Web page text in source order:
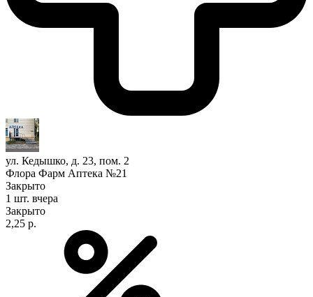
ул. Кедышко, д. 23, пом. 2
Флора Фарм Аптека №21
Закрыто
1 шт. вчера
Закрыто
2,25 р.